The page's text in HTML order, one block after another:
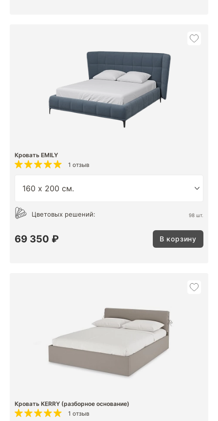
Кровать EMILY
1 отзыв
Цветовых решений: 98 шт.
69 350 ₽ В корзину
Кровать KERRY (разборное основание)
1 отзыв